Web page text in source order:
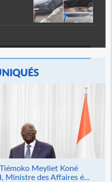
Meyliet Koné
Ministre des Affaires é...